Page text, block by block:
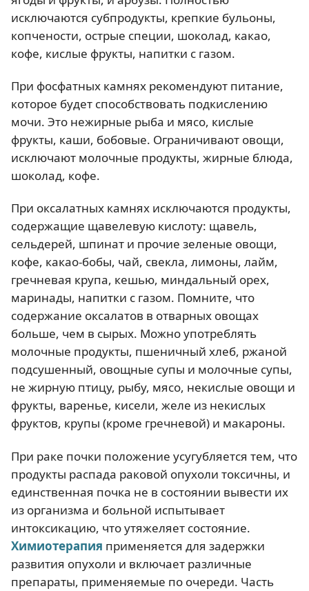
исключаются субпродукты, крепкие бульоны,
копчености, острые специи, шоколад, какао,
кофе, кислые фрукты, напитки с газом.
При фосфатных камнях рекомендуют питание,
которое будет способствовать подкислению
мочи. Это нежирные рыба и мясо, кислые
фрукты, каши, бобовые. Ограничивают овощи,
исключают молочные продукты, жирные блюда,
шоколад, кофе.
При оксалатных камнях исключаются продукты,
содержащие щавелевую кислоту: щавель,
сельдерей, шпинат и прочие зеленые овощи,
кофе, какао-бобы, чай, свекла, лимоны, лайм,
гречневая крупа, кешью, миндальный орех,
маринады, напитки с газом. Помните, что
содержание оксалатов в отварных овощах
больше, чем в сырых. Можно употреблять
молочные продукты, пшеничный хлеб, ржаной
подсушенный, овощные супы и молочные супы,
не жирную птицу, рыбу, мясо, некислые овощи и
фрукты, варенье, кисели, желе из некислых
фруктов, крупы (кроме гречневой) и макароны.
При раке почки положение усугубляется тем, что
продукты распада раковой опухоли токсичны, и
единственная почка не в состоянии вывести их
из организма и больной испытывает
интоксикацию, что утяжеляет состояние.
Химиотерапия применяется для задержки
развития опухоли и включает различные
препараты, применяемые по очереди. Часть